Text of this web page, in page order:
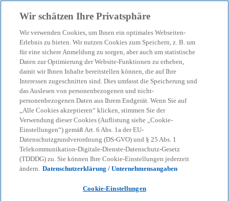
menu search
Gesundheitsbarometer
1/2025: Mit innovativen
Konzepten die
Gesundheitsversorgung
sichern
zunehmenden Versorgungsengpässen
Wir schätzen Ihre Privatsphäre
Wir verwenden Cookies, um Ihnen ein optimales Webseiten-
Erlebnis zu bieten. Wir nutzen Cookies zum Speichern, z. B. um
für eine sichere Anmeldung zu sorgen, aber auch um statistische
Daten zur Optimierung der Website-Funktionen zu erheben,
damit wir Ihnen Inhalte bereitstellen können, die auf Ihre
Interessen zugeschnitten sind. Dies umfasst die Speicherung und
das Auslesen von personenbezogenen und nicht-
personenbezogenen Daten aus Ihrem Endgerät. Wenn Sie auf
„Alle Cookies akzeptieren“ klicken, stimmen Sie der
Verwendung dieser Cookies (Auflistung siehe „Cookie-
Einstellungen“) gemäß Art. 6 Abs. 1a der EU-
Datenschutzgrundverordnung (DS-GVO) und § 25 Abs. 1
Telekommunikation-Digitale-Dienste-Datenschutz-Gesetz
(TDDDG) zu. Sie können Ihre Cookie-Einstellungen jederzeit
ändern. Datenschutzerklärung / Unternehmensangaben
Cookie-Einstellungen